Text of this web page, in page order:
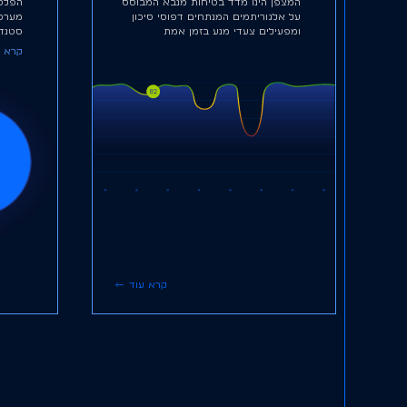
על אלגוריתמים המנתחים דפוסי סיכון
ומפעילים צעדי מנע בזמן אמת
קרא עוד
קרא